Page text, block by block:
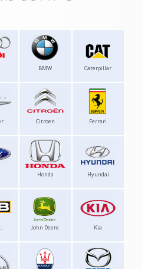
BMW Caterpillar
Citroen Ferrari
Honda Hyundai
John Deere Kia